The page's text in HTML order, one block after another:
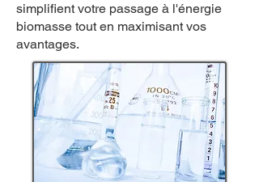
simplifient votre passage à l'énergie
biomasse tout en maximisant vos
avantages.